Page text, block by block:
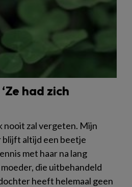
had zich
nooit zal vergeten. Mijn
blijft altijd een beetje
met haar na lang
die uitbehandeld
heeft helemaal geen